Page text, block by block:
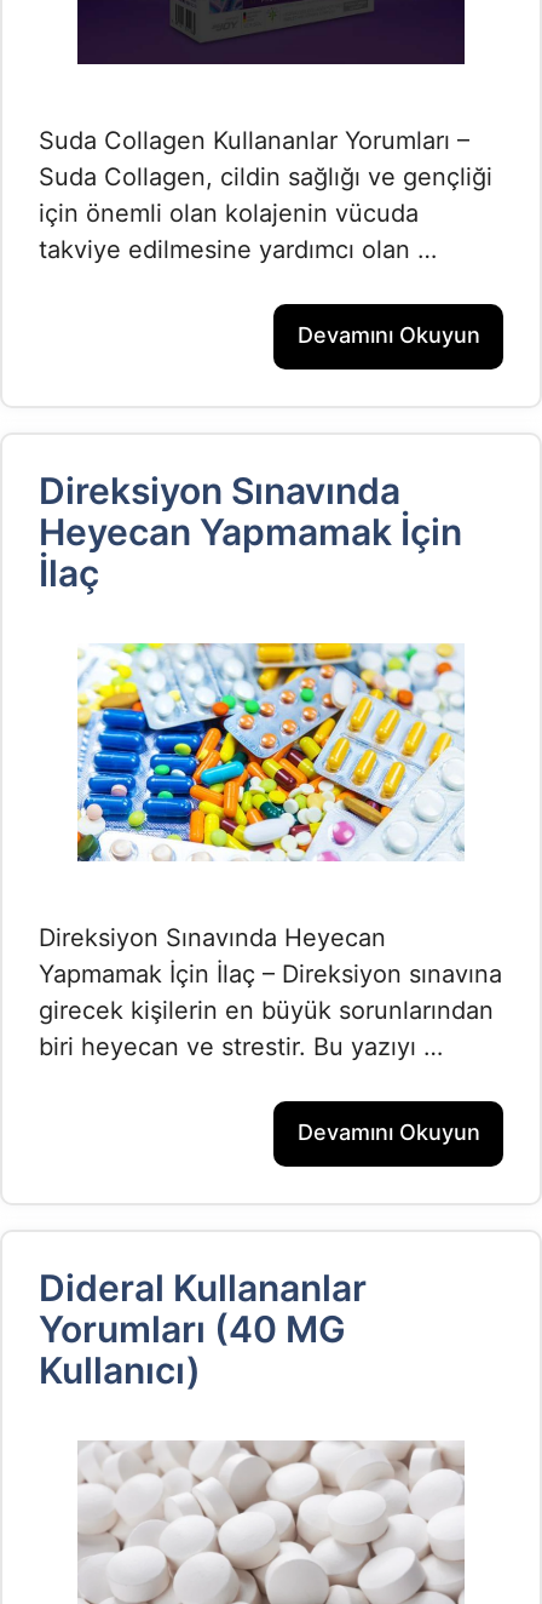
Suda Collagen Kullananlar Yorumları –
Suda Collagen, cildin sağlığı ve gençliği
için önemli olan kolajenin vücuda
takviye edilmesine yardımcı olan …
Devamını Okuyun
Direksiyon Sınavında
Heyecan Yapmamak İçin
İlaç
Direksiyon Sınavında Heyecan
Yapmamak İçin İlaç – Direksiyon sınavına
girecek kişilerin en büyük sorunlarından
biri heyecan ve strestir. Bu yazıyı …
Devamını Okuyun
Dideral Kullananlar
Yorumları (40 MG
Kullanıcı)